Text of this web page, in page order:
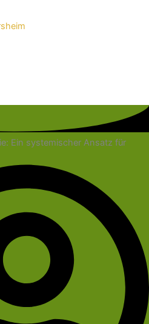
Ein systemischer Ansatz für